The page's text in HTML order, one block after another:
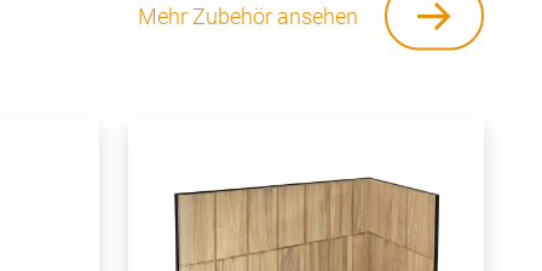
Mehr Zubehör ansehen